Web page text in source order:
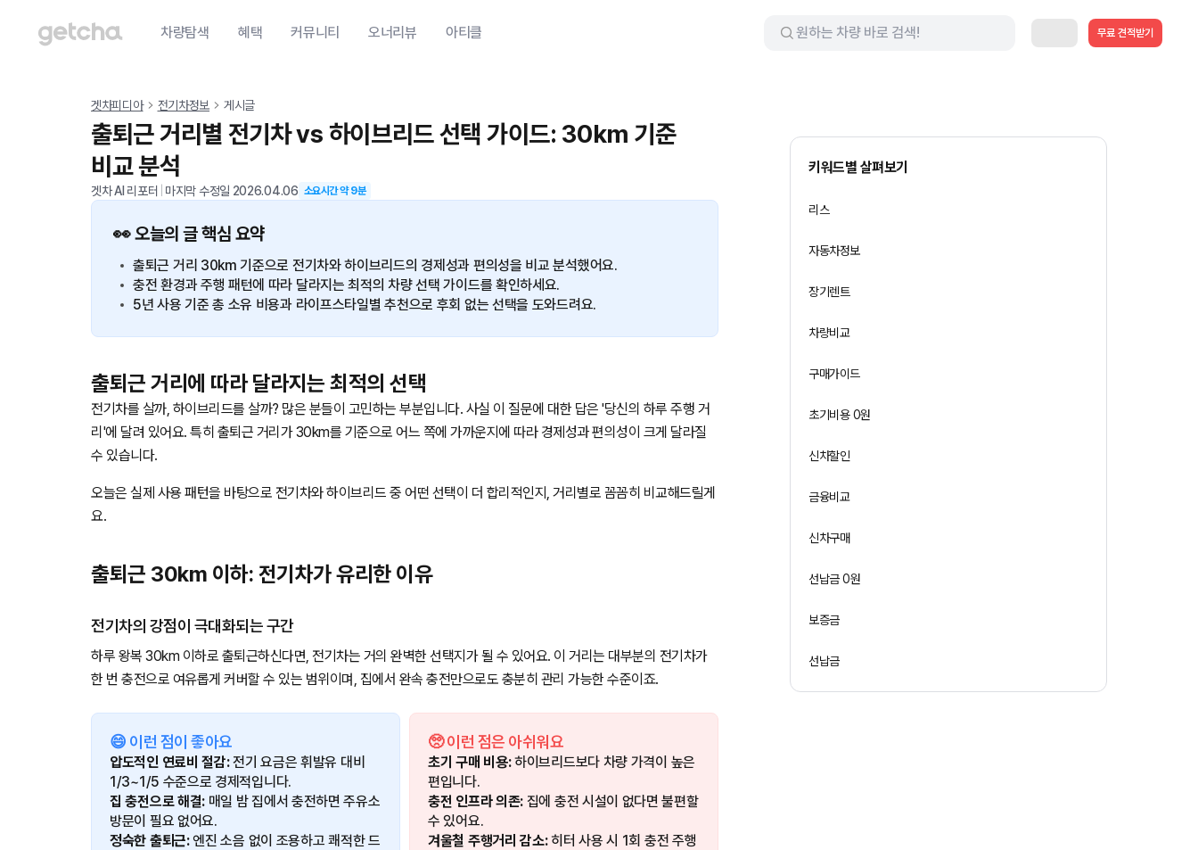
차량탐색 혜택 커뮤니티 오너리뷰 아티클 무료 견적받기
겟차피디아 전기차정보 게시글
출퇴근 거리별 전기차 vs 하이브리드 선택 가이드: 30km 기준
비교 분석
겟차 AI 리포터 마지막 수정일 2026.04.06 소요시간 약9분
👀 오늘의 글 핵심 요약
출퇴근 거리 30km 기준으로 전기차와 하이브리드의 경제성과 편의성을 비교 분석했어요.
충전 환경과 주행 패턴에 따라 달라지는 최적의 차량 선택 가이드를 확인하세요.
5년 사용 기준 총 소유 비용과 라이프스타일별 추천으로 후회 없는 선택을 도와드려요.
출퇴근 거리에 따라 달라지는 최적의 선택
전기차를 살까, 하이브리드를 살까? 많은 분들이 고민하는 부분입니다. 사실 이 질문에 대한 답은 '당신의 하루 주행 거
리'에 달려 있어요. 특히 출퇴근 거리가 30km를 기준으로 어느 쪽에 가까운지에 따라 경제성과 편의성이 크게 달라질
수 있습니다.
오늘은 실제 사용 패턴을 바탕으로 전기차와 하이브리드 중 어떤 선택이 더 합리적인지, 거리별로 꼼꼼히 비교해드릴게
요.
출퇴근 30km 이하: 전기차가 유리한 이유
전기차의 강점이 극대화되는 구간
하루 왕복 30km 이하로 출퇴근하신다면, 전기차는 거의 완벽한 선택지가 될 수 있어요. 이 거리는 대부분의 전기차가
한 번 충전으로 여유롭게 커버할 수 있는 범위이며, 집에서 완속 충전만으로도 충분히 관리 가능한 수준이죠.
😄 이런 점이 좋아요
압도적인 연료비 절감:전기 요금은 휘발유 대비
1/3~1/5 수준으로 경제적입니다.
집 충전으로 해결: 매일 밤 집에서 충전하면 주유소
방문이 필요 없어요.
정숙한 출퇴근:엔진 소음 없이 조용하고 쾌적한 드
🥺 이런 점은 아쉬워요
초기 구매 비용:하이브리드보다 차량 가격이 높은
편입니다.
충전 인프라 의존: 집에 충전 시설이 없다면 불편할
수 있어요.
겨울철 주행거리 감소:히터 사용 시 1회 충전 주행
키워드별 살펴보기
리스
자동차정보
장기렌트
차량비교
구매가이드
초기비용 0원
신차할인
금융비교
신차구매
선납금 0원
보증금
선납금